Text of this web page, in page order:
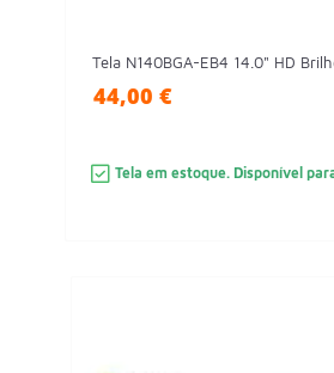
Tela N140BGA-EB4 14.0" HD
44,00 €
Tela em estoque. Disponível